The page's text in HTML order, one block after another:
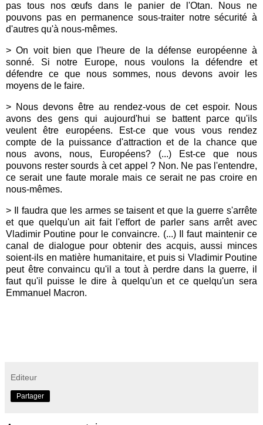
pas tous nos œufs dans le panier de l'Otan. Nous ne
pouvons pas en permanence sous-traiter notre sécurité à
d'autres qu'à nous-mêmes.
> On voit bien que l'heure de la défense européenne à
sonné. Si notre Europe, nous voulons la défendre et
défendre ce que nous sommes, nous devons avoir les
moyens de le faire.
> Nous devons être au rendez-vous de cet espoir. Nous
avons des gens qui aujourd'hui se battent parce qu'ils
veulent être européens. Est-ce que vous vous rendez
compte de la puissance d'attraction et de la chance que
nous avons, nous, Européens? (...) Est-ce que nous
pouvons rester sourds à cet appel ? Non. Ne pas l'entendre,
ce serait une faute morale mais ce serait ne pas croire en
nous-mêmes.
> Il faudra que les armes se taisent et que la guerre s'arrête
et que quelqu'un ait fait l'effort de parler sans arrêt avec
Vladimir Poutine pour le convaincre. (...) Il faut maintenir ce
canal de dialogue pour obtenir des acquis, aussi minces
soient-ils en matière humanitaire, et puis si Vladimir Poutine
peut être convaincu qu'il a tout à perdre dans la guerre, il
faut qu'il puisse le dire à quelqu'un et ce quelqu'un sera
Emmanuel Macron.
Editeur
Partager